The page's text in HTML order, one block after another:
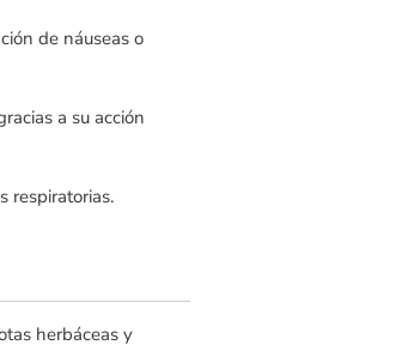
de náuseas o
a su acción
respiratorias.
herbáceas y